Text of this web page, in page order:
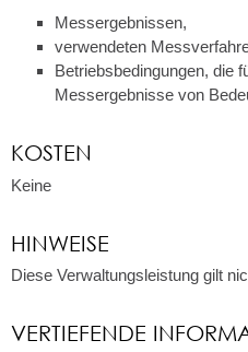
Messergebnissen,
verwendeten
Betriebsbedingungen, die
Messergebnisse von
KOSTEN
Keine
HINWEISE
Diese Verwaltungsleistung gilt
VERTIEFENDE